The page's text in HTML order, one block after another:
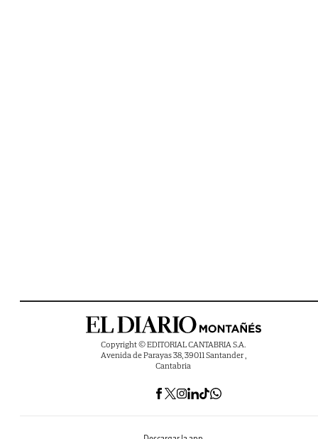
Copyright © EDITORIAL CANTABRIA S.A.
Avenida de Parayas 38, 39011 Santander ,
Cantabria